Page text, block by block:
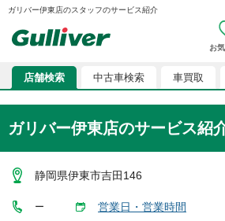
ガリバー伊東店のスタッフのサービス紹介
お
店舗検索 中古車検索 車買取
ガリバー伊東店のサービス紹
静岡県伊東市吉田146
ー 営業日・営業時間